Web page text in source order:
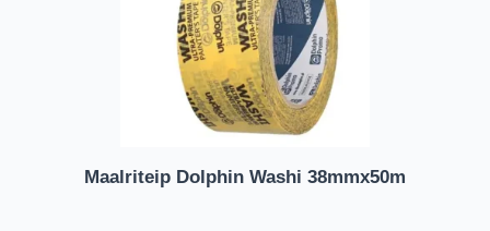
Maalriteip Dolphin Washi 38mmx50m